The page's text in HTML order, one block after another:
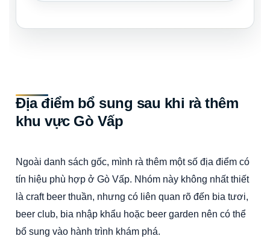
Địa điểm bổ sung sau khi rà thêm
khu vực Gò Vấp
Ngoài danh sách gốc, mình rà thêm một số địa điểm có
tín hiệu phù hợp ở Gò Vấp. Nhóm này không nhất thiết
là craft beer thuần, nhưng có liên quan rõ đến bia tươi,
beer club, bia nhập khẩu hoặc beer garden nên có thể
bổ sung vào hành trình khám phá.